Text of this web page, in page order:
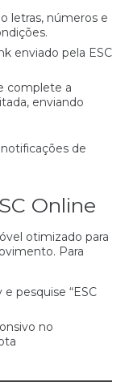
letras, números e
enviado pela ESC
complete a
enviando
de
Online
otimizado para
Para
pesquise “ESC
no